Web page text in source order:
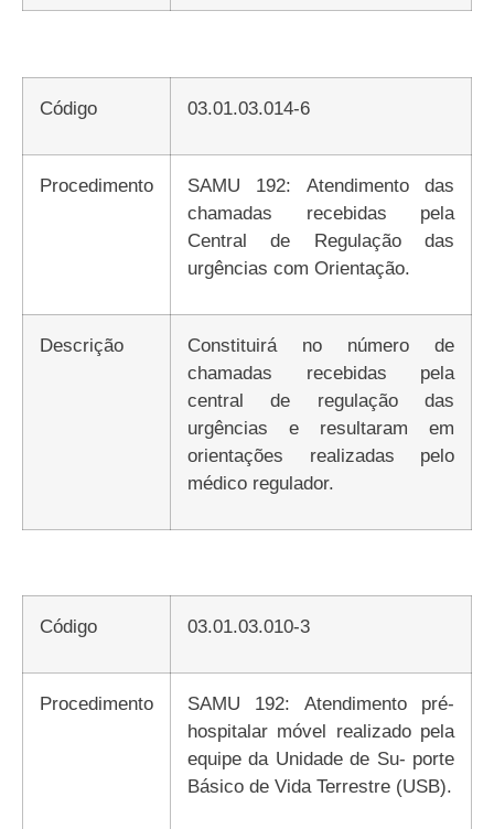
Código 03.01.03.014-6
Procedimento
SAMU 192: Atendimento das
chamadas recebidas pela
Central de Regulação das
urgências com Orientação.
Descrição
Constituirá no número de
chamadas recebidas pela
central de regulação das
urgências e resultaram em
orientações realizadas pelo
médico regulador.
Código 03.01.03.010-3
Procedimento
SAMU 192: Atendimento pré-
hospitalar móvel realizado pela
equipe da Unidade de Su- porte
Básico de Vida Terrestre (USB).